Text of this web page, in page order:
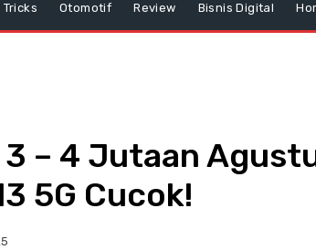
Tricks Otomotif Review Bisnis Digital
3 – 4 Jutaan
5G Cucok!